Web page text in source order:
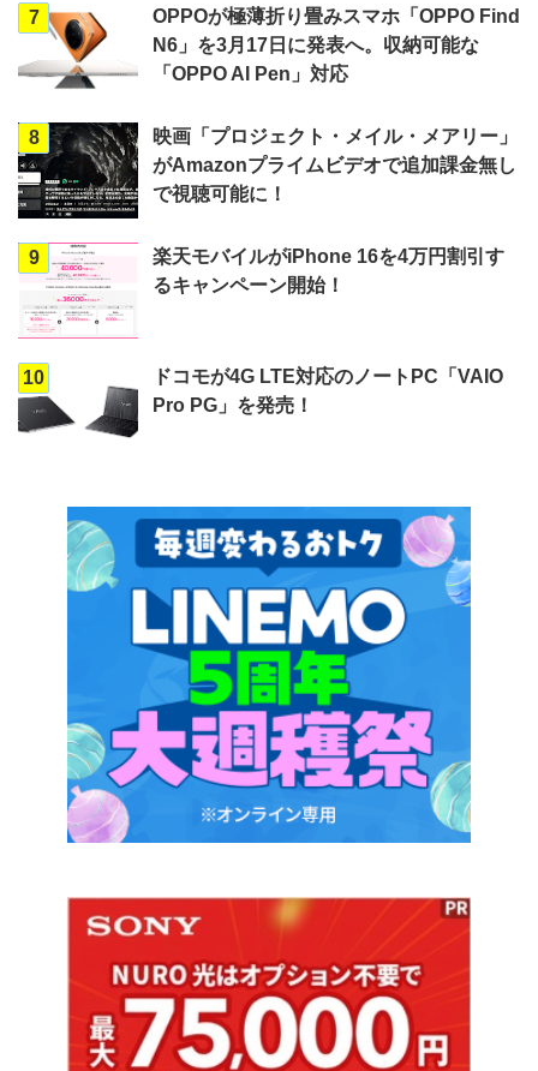
7
OPPOが極薄折り畳みスマホ「OPPO Find
N6」を3月17日に発表へ。収納可能な
「OPPO AI Pen」対応
8
映画「プロジェクト・メイル・メアリー」
がAmazonプライムビデオで追加課金無し
で視聴可能に！
9
楽天モバイルがiPhone 16を4万円割引す
るキャンペーン開始！
10
ドコモが4G LTE対応のノートPC「VAIO
Pro PG」を発売！